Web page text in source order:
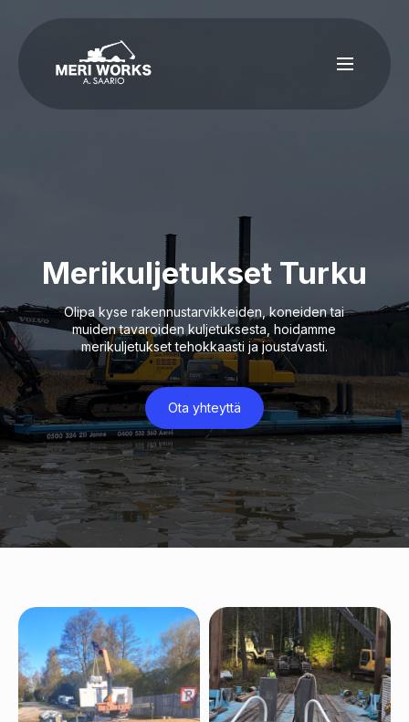
Merikuljetukset Turku
Olipa kyse rakennustarvikkeiden, koneiden tai
muiden tavaroiden kuljetuksesta, hoidamme
merikuljetukset tehokkaasti ja joustavasti.
Ota yhteyttä